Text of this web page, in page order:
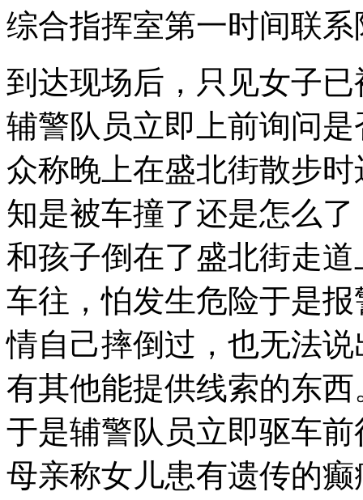
综合指挥室第一时间联
到达现场后，只见女子
辅警队员立即上前询问
众称晚上在盛北街散步
知是被车撞了还是怎么
和孩子倒在了盛北街走
车往，怕发生危险于是
情自己摔倒过，也无法
有其他能提供线索的东
于是辅警队员立即驱车
母亲称女儿患有遗传的